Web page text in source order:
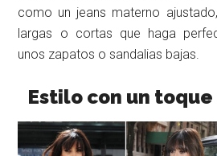
como un jeans materno
largas o cortas que haga
unos zapatos o sandalias bajas.
Estilo con un